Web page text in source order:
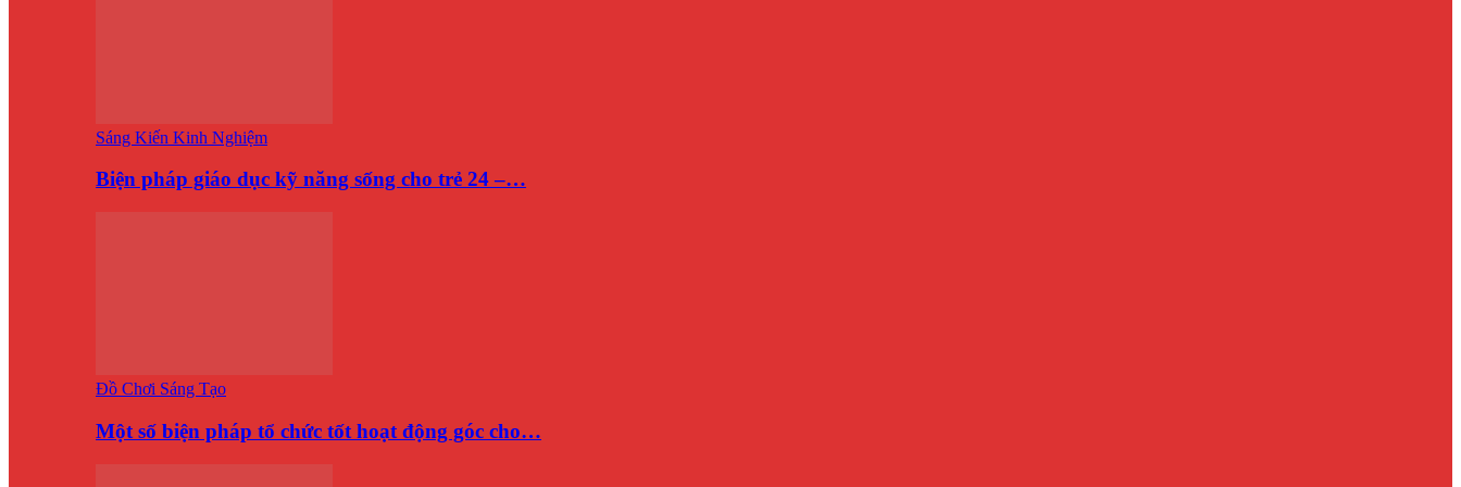
Sáng Kiến Kinh Nghiệm
Biện pháp giáo dục kỹ năng sống cho trẻ 24 –…
Đồ Chơi Sáng Tạo
Một số biện pháp tổ chức tốt hoạt động góc cho…